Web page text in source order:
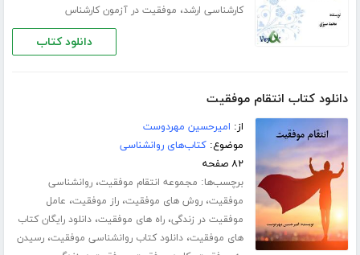
کارشناسی ارشد، موفقیت در آزمون کارشناس
دانلود کتاب
دانلود کتاب انتقام موفقیت
از: امیرحسین مهردوست
موضوع:کتاب‌های روانشناسی
۸۲ صفحه
برچسب‌ها: مجموعه انتقام موفقیت،روانشناسی
موفقیت،روش های موفقیت،راز موفقیت، عامل
موفقیت در زندگی،راه های موفقیت،دانلود رایگان کتاب
های موفقیت،دانلود کتاب روانشناسی موفقیت،رسیدن